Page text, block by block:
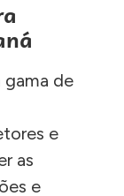
gama de
e
as
e